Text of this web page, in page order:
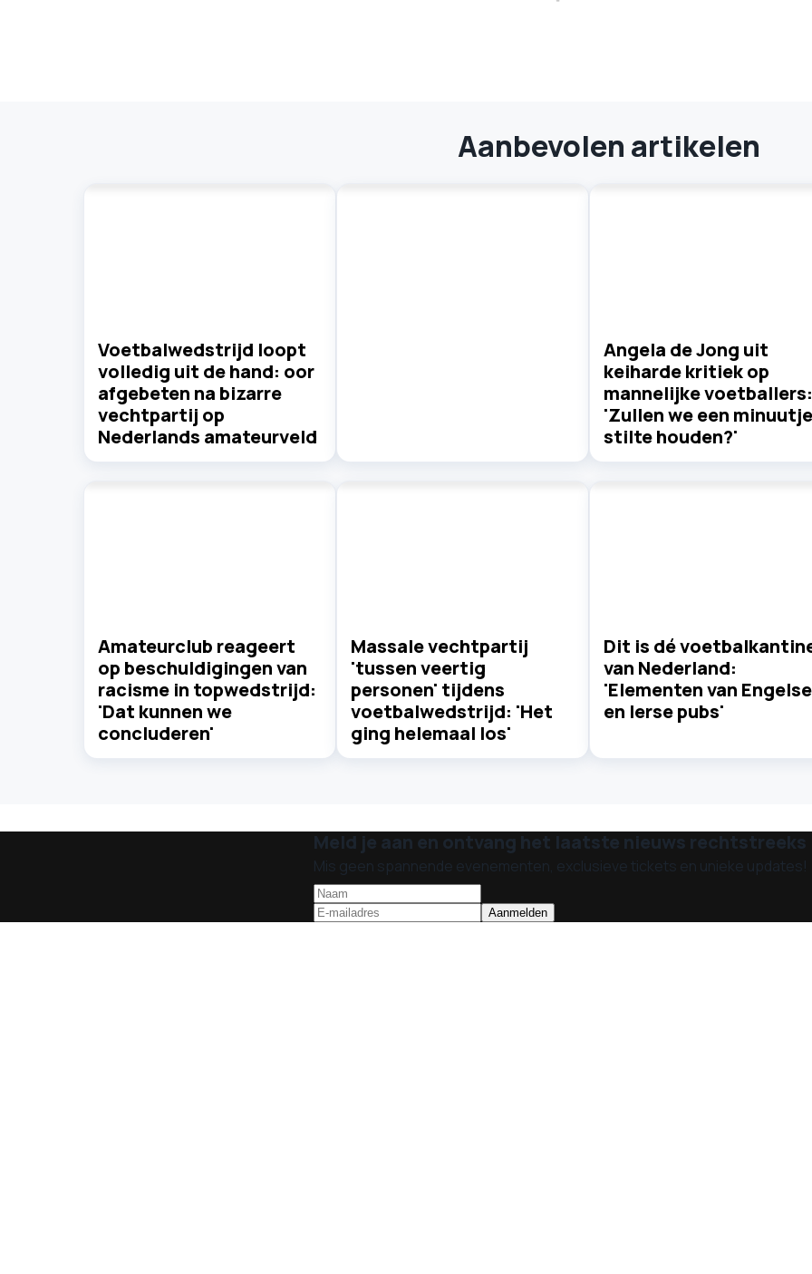
Aanbevolen artikelen
Voetbalwedstrijd loopt
volledig uit de hand: oor
afgebeten na bizarre
vechtpartij op
Nederlands amateurveld
Angela de Jong uit
keiharde kritiek op
mannelijke voetballers:
'Zullen we een minuutje
stilte houden?'
Amateurclub reageert
op beschuldigingen van
racisme in topwedstrijd:
'Dat kunnen we
concluderen'
Massale vechtpartij
'tussen veertig
personen' tijdens
voetbalwedstrijd: 'Het
ging helemaal los'
Dit is dé
van Nederland:
'Elementen van Engelse
en Ierse pubs'
Meld je aan en ontvang het laatste nieuws rechtstreeks
Mis geen spannende evenementen, exclusieve tickets en unieke updates!